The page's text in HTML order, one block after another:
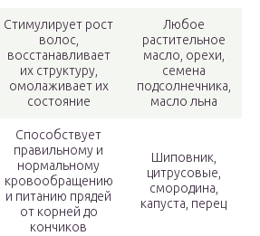
Стимулирует рост
волос,
восстанавливает
их структуру,
омолаживает их
состояние
Любое
растительное
масло, орехи,
семена
подсолнечника,
масло льна
Способствует
правильному и
нормальному
кровообращению
и питанию прядей
от корней до
кончиков
Шиповник,
цитрусовые,
смородина,
капуста, перец